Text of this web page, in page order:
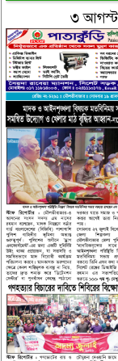
৩ আগস্ট